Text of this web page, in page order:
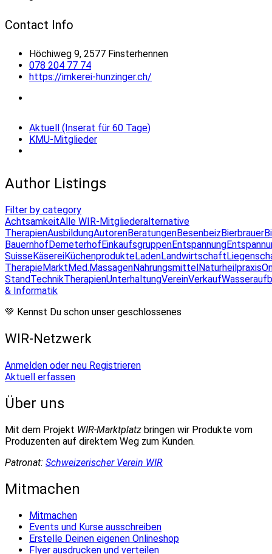
Contact Info
Höchiweg 9, 2577 Finsterhennen
078 204 77 74
https://imkerei-hunzinger.ch/
Aktuell (Inserat für 60 Tage)
KMU-Mitglieder
Author Listings
Filter by category
AchtsamkeitAlle WIR-Mitgliederalternative
TherapienAusbildungAutorenBeratungenBesenbeizBierbrauer
BauernhofDemeterhofEinkaufsgruppenEntspannung
SuisseKäsereiKüchenprodukteLadenLandwirtschaft
TherapieMarktMed.MassagenNahrungsmittelNaturheilpraxis
StandTechnikTherapienUnterhaltungVereinVerkauf
& Informatik
💚 Kennst Du schon unser geschlossenes
WIR-Netzwerk
Anmelden oder neu Registrieren
Aktuell erfassen
Über uns
Mit dem Projekt WIR-Marktplatz bringen wir Produkte vom
Produzenten auf direktem Weg zum Kunden.
Patronat: Schweizerischer Verein WIR
Mitmachen
Mitmachen
Events und Kurse ausschreiben
Erstelle Deinen eigenen Onlineshop
Flyer ausdrucken und verteilen